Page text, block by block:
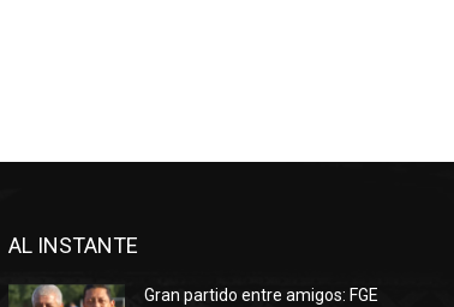
AL INSTANTE
Gran partido entre amigos: FGE